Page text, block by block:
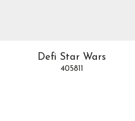
Defi Star Wars
405811